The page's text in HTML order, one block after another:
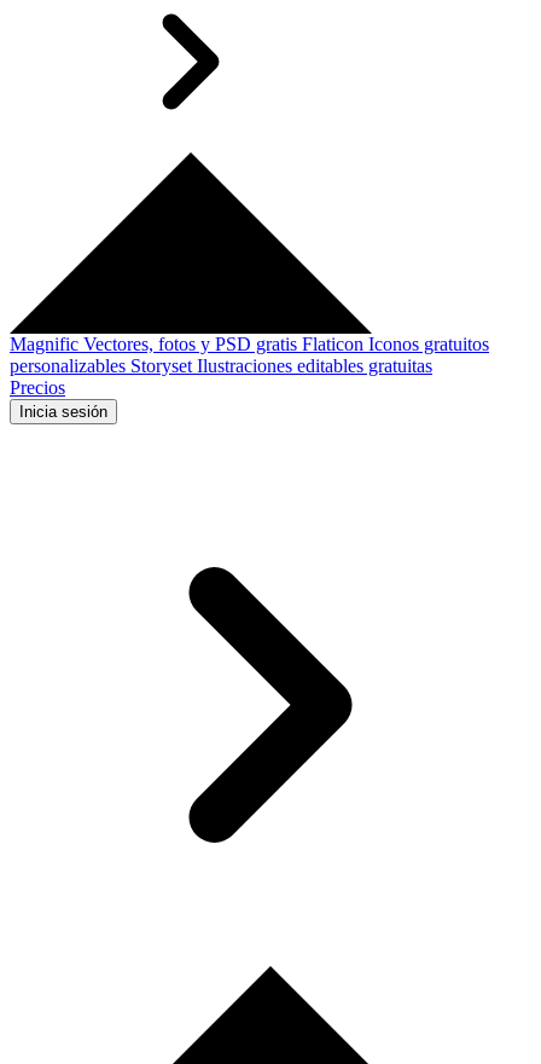
Magnific Vectores, fotos y PSD gratis Flaticon Iconos gratuitos
personalizables Storyset Ilustraciones editables gratuitas
Precios
Inicia sesión